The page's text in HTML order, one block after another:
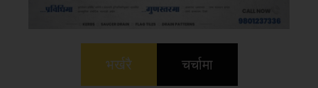
भर्खरै चर्चामा